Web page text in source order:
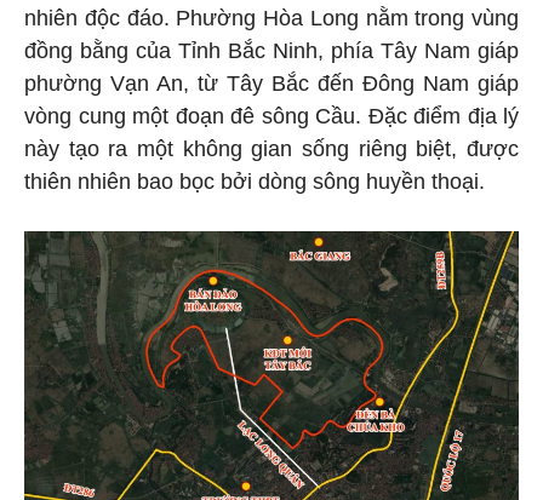
nhiên độc đáo. Phường Hòa Long nằm trong vùng
đồng bằng của Tỉnh Bắc Ninh, phía Tây Nam giáp
phường Vạn An, từ Tây Bắc đến Đông Nam giáp
vòng cung một đoạn đê sông Cầu. Đặc điểm địa lý
này tạo ra một không gian sống riêng biệt, được
thiên nhiên bao bọc bởi dòng sông huyền thoại.